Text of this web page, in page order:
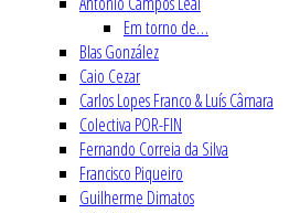
Em torno de…
Blas González
Caio Cezar
Carlos Lopes Franco & Luís Câmara
Colectiva POR-FIN
Fernando Correia da Silva
Francisco Piqueiro
Guilherme Dimatos